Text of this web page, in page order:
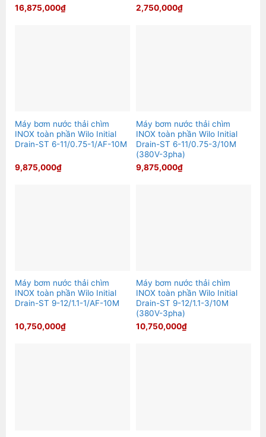
16,875,000₫
2,750,000₫
Máy bơm nước thải chìm
INOX toàn phần Wilo Initial
Drain-ST 6-11/0.75-1/AF-10M
9,875,000₫
Máy bơm nước thải chìm
INOX toàn phần Wilo Initial
Drain-ST 6-11/0.75-3/10M
(380V-3pha)
9,875,000₫
Máy bơm nước thải chìm
INOX toàn phần Wilo Initial
Drain-ST 9-12/1.1-1/AF-10M
10,750,000₫
Máy bơm nước thải chìm
INOX toàn phần Wilo Initial
Drain-ST 9-12/1.1-3/10M
(380V-3pha)
10,750,000₫